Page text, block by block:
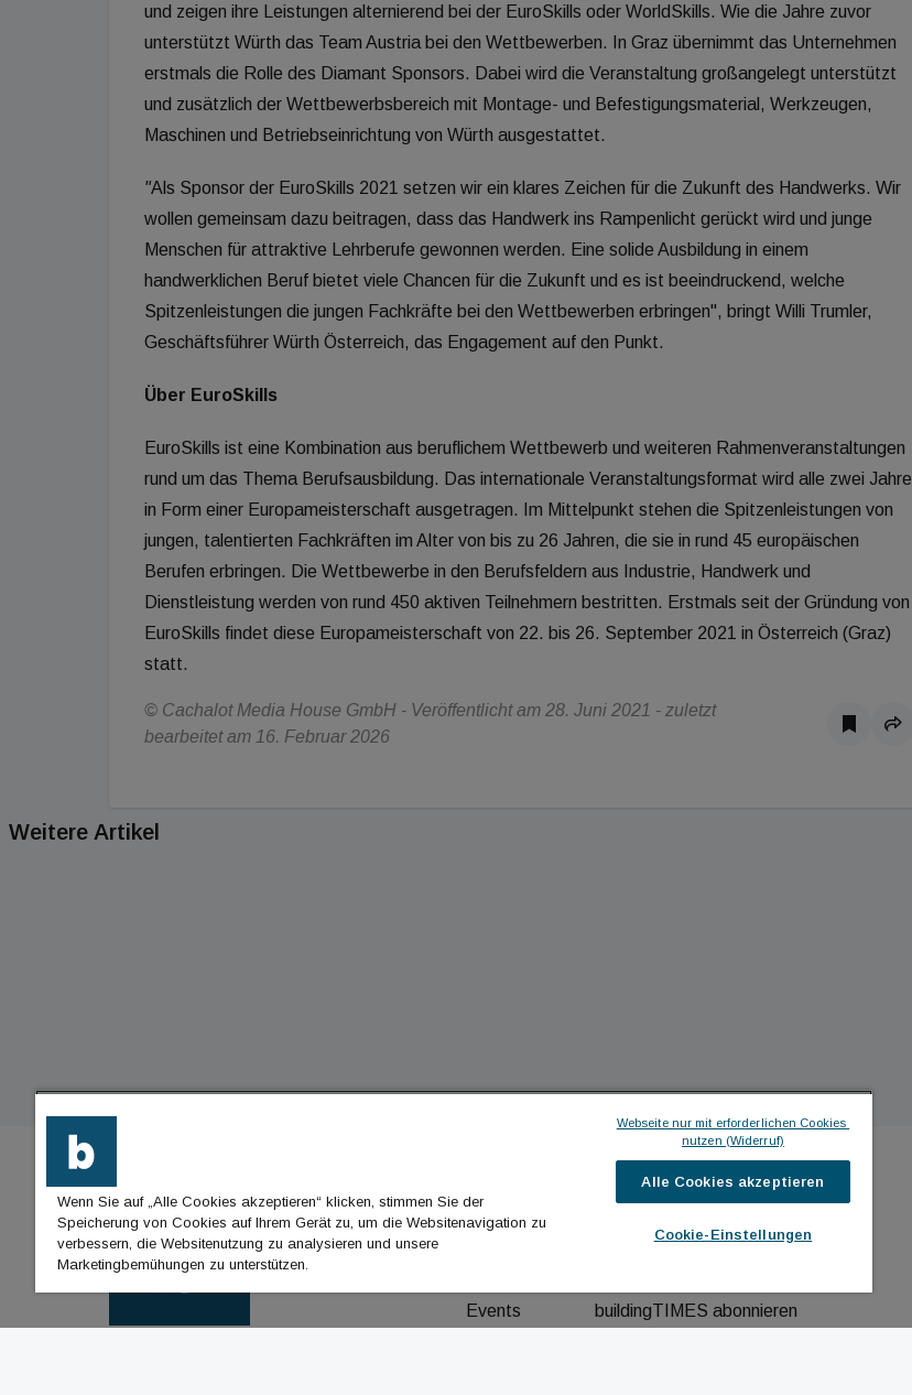
und zeigen ihre Leistungen alternierend bei der EuroSkills oder WorldSkills. Wie die Jahre zuvor
unterstützt Würth das Team Austria bei den Wettbewerben. In Graz übernimmt das Unternehmen
erstmals die Rolle des Diamant Sponsors. Dabei wird die Veranstaltung großangelegt unterstützt
und zusätzlich der Wettbewerbsbereich mit Montage- und Befestigungsmaterial, Werkzeugen,
Maschinen und Betriebseinrichtung von Würth ausgestattet.
"Als Sponsor der EuroSkills 2021 setzen wir ein klares Zeichen für die Zukunft des Handwerks. Wir
wollen gemeinsam dazu beitragen, dass das Handwerk ins Rampenlicht gerückt wird und junge
Menschen für attraktive Lehrberufe gewonnen werden. Eine solide Ausbildung in einem
handwerklichen Beruf bietet viele Chancen für die Zukunft und es ist beeindruckend, welche
Spitzenleistungen die jungen Fachkräfte bei den Wettbewerben erbringen", bringt Willi Trumler,
Geschäftsführer Würth Österreich, das Engagement auf den Punkt.
Über EuroSkills
EuroSkills ist eine Kombination aus beruflichem Wettbewerb und weiteren Rahmenveranstaltungen
rund um das Thema Berufsausbildung. Das internationale Veranstaltungsformat wird alle zwei Jahre
in Form einer Europameisterschaft ausgetragen. Im Mittelpunkt stehen die Spitzenleistungen von
jungen, talentierten Fachkräften im Alter von bis zu 26 Jahren, die sie in rund 45 europäischen
Berufen erbringen. Die Wettbewerbe in den Berufsfeldern aus Industrie, Handwerk und
Dienstleistung werden von rund 450 aktiven Teilnehmern bestritten. Erstmals seit der Gründung von
EuroSkills findet diese Europameisterschaft von 22. bis 26. September 2021 in Österreich (Graz)
statt.
© Cachalot Media House GmbH - Veröffentlicht am 28. Juni 2021 - zuletzt
bearbeitet am 16. Februar 2026
Weitere Artikel
BUILDINGTIMES
Events
ICH MÖCHTE ...
buildingTIMES abonnieren
Wenn Sie auf „Alle Cookies akzeptieren“ klicken, stimmen Sie der
Speicherung von Cookies auf Ihrem Gerät zu, um die Websitenavigation zu
verbessern, die Websitenutzung zu analysieren und unsere
Marketingbemühungen zu unterstützen.
Webseite nur mit erforderlichen Cookies
nutzen (Widerruf)
Alle Cookies akzeptieren
Cookie-Einstellungen